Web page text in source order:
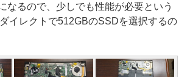
なるので、少しでも性能が必要という
イレクトで512GBのSSDを選択するの